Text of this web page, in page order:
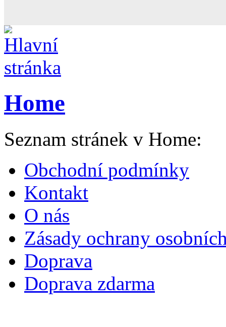
Home
Seznam stránek v Home:
Obchodní podmínky
Kontakt
O nás
Zásady ochrany
Doprava
Doprava zdarma